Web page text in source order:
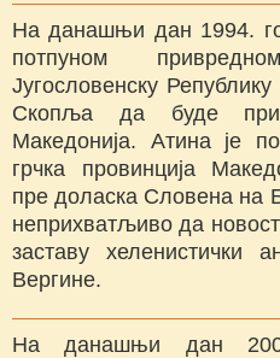
На данашњи дан 1994.
потпуном
Југословенску
Скопља да буде
Македонија. Атина је
грчка провинција
пре доласка Словена на
неприхватљиво да
заставу хеленистички
Вергине.
На данашњи дан